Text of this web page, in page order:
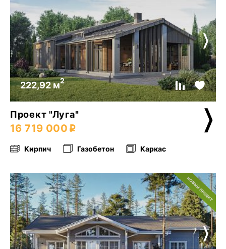
222,92 м2
Проект "Луга"
16 719 000
Кирпич Газобетон Каркас